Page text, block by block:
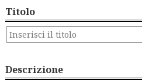
Titolo
Descrizione